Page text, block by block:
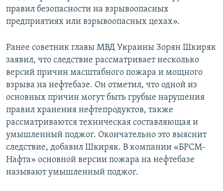
правил безопасности на взрывоопасных
предприятиях или взрывоопасных цехах».
Ранее советник главы МВД Украины Зорян Шкиряк
заявил, что следствие рассматривает несколько
версий причин масштабного пожара и мощного
взрыва на нефтебазе. Он отметил, что одной из
основных причин могут быть грубые нарушения
правил хранения нефтепродуктов, также
рассматриваются техническая составляющая и
умышленный поджог. Окончательно это выяснит
следствие, добавил Шкиряк. В компании «БРСМ-
Нафта» основной версии пожара на нефтебазе
называют умышленный поджог.